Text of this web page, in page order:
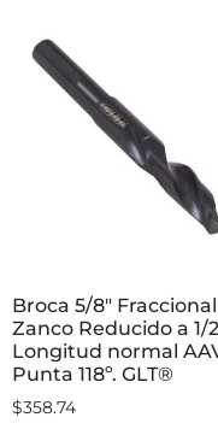
Broca 5/8″ Fraccional
Zanco Reducido a 1/
Longitud normal
Punta 118º. GLT®
$358.74